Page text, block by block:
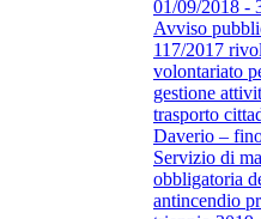
01/09/2018 -
Avviso
117/2017
volontariato
gestione
trasporto
Daverio –
Servizio di
obbligatoria
antincendio